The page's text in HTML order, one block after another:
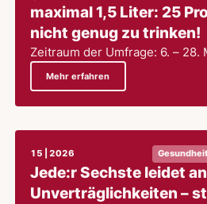
maximal 1,5 Liter: 25
nicht genug zu trinken!
Zeitraum der Umfrage: 6. – 28.
Mehr erfahren
15 | 2026 Gesundheit
Jede:r Sechste leidet
Unverträglichkeiten –